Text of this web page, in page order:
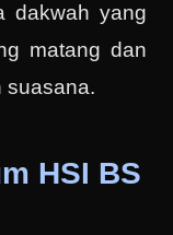
dakwah yang
matang dan
suasana.
HSI BS